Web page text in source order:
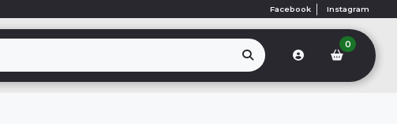
Facebook Instagram
0